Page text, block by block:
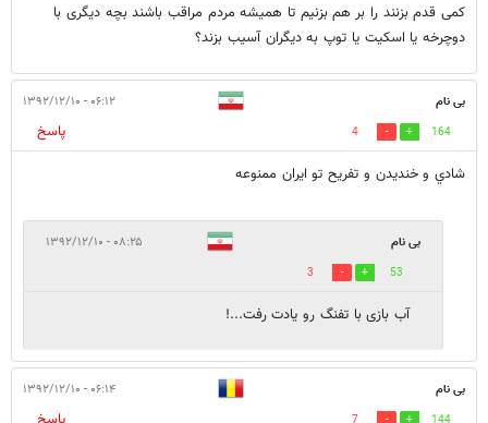
کمی قدم بزنند را بر هم بزنیم تا همیشه مردم مراقب باشند بچه دیگری با
دوچرخه یا اسکیت یا توپ به دیگران آسیب بزند؟
بی نام ۰۶:۱۲ - ۱۳۹۲/۱۲/۱۰
164
4
پاسخ
شادي و خنديدن و تفريح تو ايران ممنوعه
بی نام ۰۸:۲۵ - ۱۳۹۲/۱۲/۱۰
53
3
آب بازی با تفنگ رو یادت رفت...!
بی نام ۰۶:۱۴ - ۱۳۹۲/۱۲/۱۰